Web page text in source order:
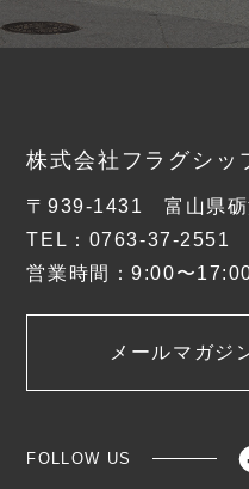
株式会社フラグシッ
〒939-1431 富山県砺
TEL：0763-37-2551
営業時間：9:00〜
メールマガジ
FOLLOW US